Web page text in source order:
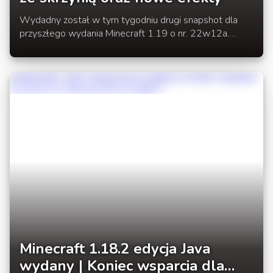
Wydadny został w tym tygodniu drugi snapshot dla
przyszłego wydania Minecraft 1.19 o nr. 22w12a.
Wardena oraz nowe efekty i kilka drobnych zmian.
Minecraft 1.18.2 edycja Java
wydany | Koniec wsparcia dla